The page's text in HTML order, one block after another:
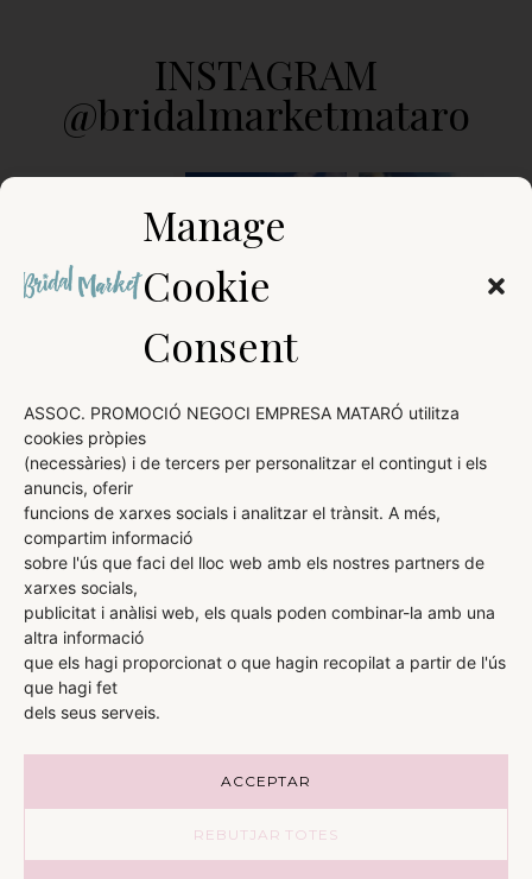
Manage
Cookie
Consent
ASSOC. PROMOCIÓ NEGOCI EMPRESA MATARÓ utilitza
cookies pròpies
(necessàries) i de tercers per personalitzar el contingut i els
anuncis, oferir
funcions de xarxes socials i analitzar el trànsit. A més,
compartim informació
sobre l'ús que faci del lloc web amb els nostres partners de
xarxes socials,
publicitat i anàlisi web, els quals poden combinar-la amb una
altra informació
que els hagi proporcionat o que hagin recopilat a partir de l'ús
que hagi fet
dels seus serveis.
ACCEPTAR
REBUTJAR TOTES
INSTAGRAM
@bridalmarketmataro
AVÍS LEGAL
POLÍTICA DE COOKIES
POLÍTICA DE PRIVACITAT
ORGANITZA: DIRIGEIX I COMERCIALITZA: